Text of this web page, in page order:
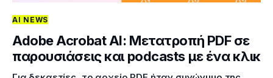
AI NEWS
Adobe Acrobat AI: Μετατροπή PDF σε
παρουσιάσεις και podcasts με ένα κλικ